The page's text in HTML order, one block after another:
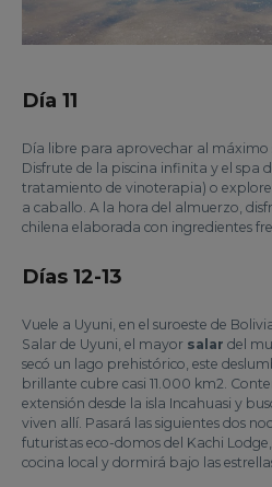
Día 11
Día libre para aprovechar al máximo
Disfrute de la piscina infinita y el spa
tratamiento de vinoterapia) o explore
a caballo. A la hora del almuerzo,
chilena elaborada con ingredientes
Días 12-13
Vuele a Uyuni, en el suroeste de
Salar de Uyuni, el mayor salar del
secó un lago prehistórico, este
brillante cubre casi 11.000 km2.
extensión desde la isla Incahuasi y
viven allí. Pasará las siguientes dos
futuristas eco-domos del Kachi
cocina local y dormirá bajo las